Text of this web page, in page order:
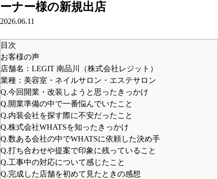
ーナー様の新規出店
2026.06.11
目次
お客様の声
店舗名：LEGIT 南品川（株式会社レジット）
業種：美容室・ネイルサロン・エステサロン
Q.今回開業・改装しようと思ったきっかけ
Q.開業準備の中で一番悩んでいたこと
Q.内装会社を探す際に不安だったこと
Q.株式会社WHATSを知ったきっかけ
Q.数ある会社の中でWHATSに依頼した決め手
Q.打ち合わせや提案で印象に残っていること
Q.工事中の対応について感じたこと
Q.完成した店舗を初めて見たときの感想